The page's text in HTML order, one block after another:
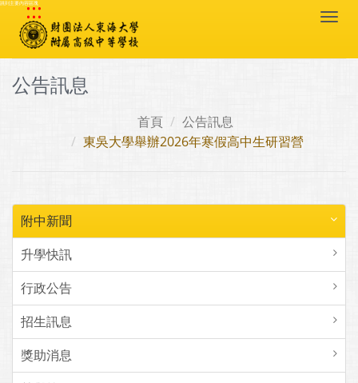
跳到主要內容區塊
:::
公告訊息
首頁
公告訊息
東吳大學舉辦2026年寒假高中生研習營
附中新聞
升學快訊
行政公告
招生訊息
獎助消息